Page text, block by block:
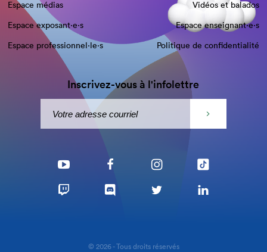
Espace médias
Vidéos et balados
Espace exposant·e⋅s
Espace enseignant·e⋅s
Espace professionnel·le⋅s
Politique de confidentialité
Inscrivez-vous à l'infolettre
© 2026 - Tous droits réservés